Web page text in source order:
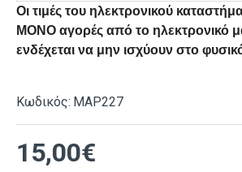
Οι τιμές του ηλεκτρονικού
ΜΟΝΟ αγορές από το ηλεκτρονικό
ενδέχεται να μην ισχύουν στο
Κωδικός: ΜΑΡ227
15,00€